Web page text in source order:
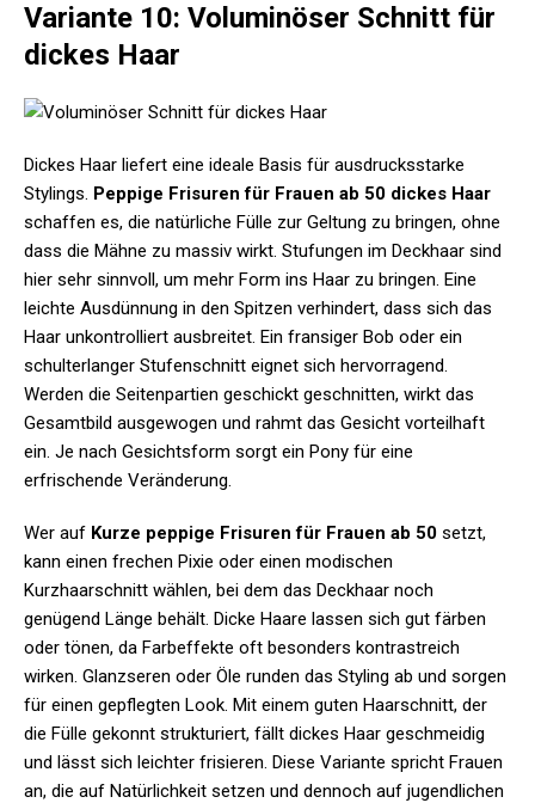
Variante 10: Voluminöser Schnitt für
dickes Haar
Dickes Haar liefert eine ideale Basis für ausdrucksstarke
Stylings. Peppige Frisuren für Frauen ab 50 dickes Haar
schaffen es, die natürliche Fülle zur Geltung zu bringen, ohne
dass die Mähne zu massiv wirkt. Stufungen im Deckhaar sind
hier sehr sinnvoll, um mehr Form ins Haar zu bringen. Eine
leichte Ausdünnung in den Spitzen verhindert, dass sich das
Haar unkontrolliert ausbreitet. Ein fransiger Bob oder ein
schulterlanger Stufenschnitt eignet sich hervorragend.
Werden die Seitenpartien geschickt geschnitten, wirkt das
Gesamtbild ausgewogen und rahmt das Gesicht vorteilhaft
ein. Je nach Gesichtsform sorgt ein Pony für eine
erfrischende Veränderung.
Wer auf Kurze peppige Frisuren für Frauen ab 50 setzt,
kann einen frechen Pixie oder einen modischen
Kurzhaarschnitt wählen, bei dem das Deckhaar noch
genügend Länge behält. Dicke Haare lassen sich gut färben
oder tönen, da Farbeffekte oft besonders kontrastreich
wirken. Glanzseren oder Öle runden das Styling ab und sorgen
für einen gepflegten Look. Mit einem guten Haarschnitt, der
die Fülle gekonnt strukturiert, fällt dickes Haar geschmeidig
und lässt sich leichter frisieren. Diese Variante spricht Frauen
an, die auf Natürlichkeit setzen und dennoch auf jugendlichen